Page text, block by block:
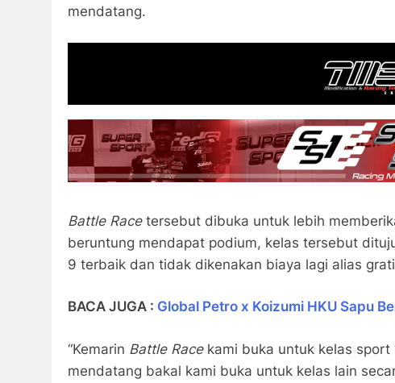
mendatang.
Battle Race tersebut dibuka untuk lebih
beruntung mendapat podium, kelas tersebut
9 terbaik dan tidak dikenakan biaya lagi alias
BACA JUGA : Global Petro x Koizumi HKU Sapu
“Kemarin Battle Race kami buka untuk kelas
mendatang bakal kami buka untuk kelas lain